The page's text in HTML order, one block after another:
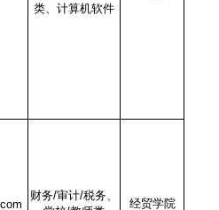
类、计算机软件
财务/审计/税务、
经贸学院